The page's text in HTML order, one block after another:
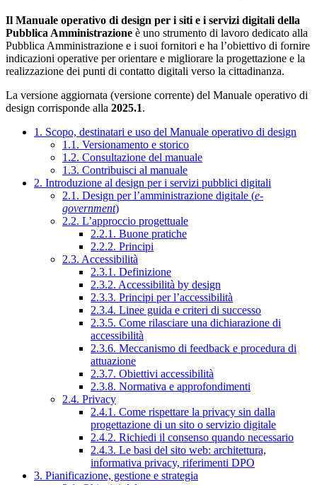
Il Manuale operativo di design per i siti e i servizi digitali della
Pubblica Amministrazione è uno strumento di lavoro dedicato alla
Pubblica Amministrazione e i suoi fornitori e ha l’obiettivo di fornire
indicazioni operative per orientare e migliorare la progettazione e la
realizzazione dei punti di contatto digitali verso la cittadinanza.
La versione aggiornata (versione corrente) del Manuale operativo di
design corrisponde alla 2025.1.
1. Scopo, destinatari e uso del Manuale operativo di design
1.1. Versionamento e storico
1.2. Consultazione del manuale
1.3. Contribuisci al manuale
2. Introduzione al design per i servizi pubblici digitali
2.1. Design per l’amministrazione digitale (e-
government)
2.2. L’approccio progettuale
2.2.1. Buone pratiche
2.2.2. Principi
2.3. Accessibilità
2.3.1. Definizione
2.3.2. Accessibilità by design
2.3.3. Principi per l’accessibilità
2.3.4. Linee guida e criteri di successo
2.3.5. Come rilasciare una dichiarazione di
accessibilità
2.3.6. Meccanismo di feedback e procedura di
attuazione
2.3.7. Obiettivi accessibilità
2.3.8. Normativa e approfondimenti
2.4. Privacy
2.4.1. Come rispettare la privacy sin dalla
progettazione di un sito o servizio digitale
2.4.2. Richiedi il consenso quando necessario
2.4.3. Le basi del sito web: architettura,
informativa privacy, riferimenti DPO
3. Pianificazione, gestione e strategia